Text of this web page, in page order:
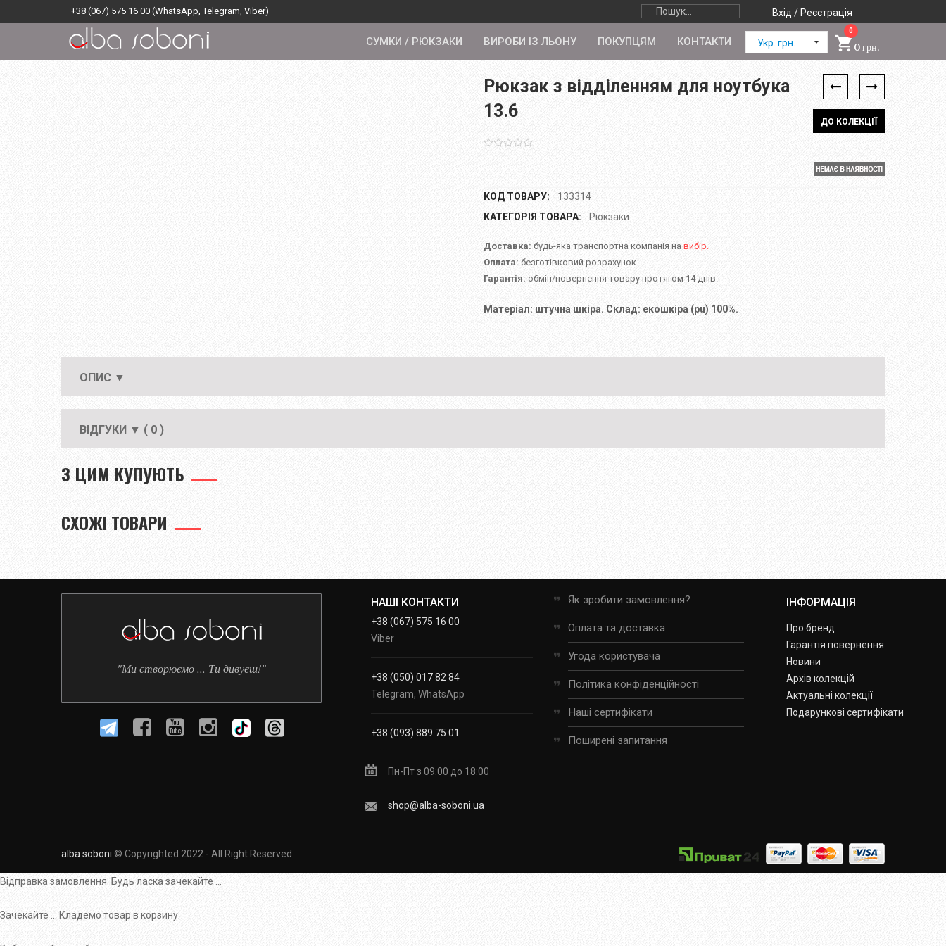
+38 (067) 575 16 00 (WhatsApp, Telegram, Viber) Вхід / Реєстрація
Укр. грн.
0
0 грн.
СУМКИ / РЮКЗАКИ ВИРОБИ ІЗ ЛЬОНУ ПОКУПЦЯМ КОНТАКТИ
ДО КОЛЕКЦІЇ
Рюкзак з відділенням для ноутбука
13.6
КОД ТОВАРУ:
133314
КАТЕГОРІЯ ТОВАРА:
Рюкзаки
Доставка: будь-яка транспортна компанія на вибір.
Оплата: безготівковий розрахунок.
Гарантія: обмін/повернення товару протягом 14 днів.
Матеріал: штучна шкіра. Склад: екошкіра (pu) 100%.
ОПИС ▼
ВІДГУКИ ▼ ( 0 )
З ЦИМ КУПУЮТЬ
СХОЖІ ТОВАРИ
"Ми створюємо ... Ти дивуєш!"
НАШІ КОНТАКТИ
+38 (067) 575 16 00
Viber
+38 (050) 017 82 84
Telegram, WhatsApp
+38 (093) 889 75 01
Пн-Пт з 09:00 до 18:00
shop@alba-soboni.ua
Як зробити замовлення?
Оплата та доставка
Угода користувача
Політика конфіденційності
Наші сертифікати
Поширені запитання
ІНФОРМАЦІЯ
Про бренд
Гарантія повернення
Новини
Архів колекцій
Актуальні колекції
Подарункові сертифікати
alba soboni © Copyrighted 2022 - All Right Reserved
Відправка замовлення. Будь ласка зачекайте ...
Зачекайте ... Кладемо товар в корзину.